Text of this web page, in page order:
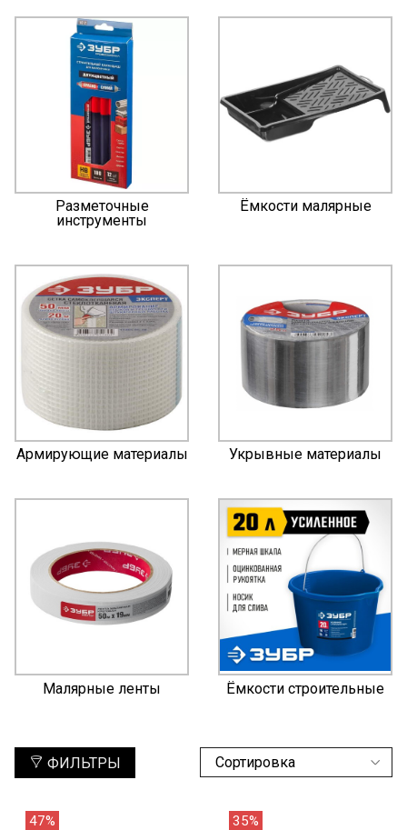
Разметочные
инструменты
Ёмкости малярные
Армирующие материалы Укрывные материалы
Малярные ленты Ёмкости строительные
ФИЛЬТРЫ
47% 35%